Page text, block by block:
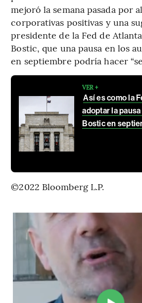
mejoró la semana pasada por
corporativas positivas y una
presidente de la Fed de
Bostic, que una pausa en los
en septiembre podría hacer
VER +
Así es como la
adoptar la
Bostic en
©2022 Bloomberg L.P.